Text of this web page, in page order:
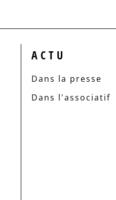
ACTU
Dans la presse
Dans l'associatif